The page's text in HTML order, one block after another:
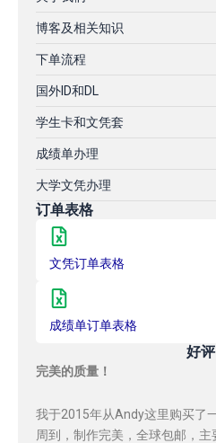
博客及相关知识
下单流程
国外ID和DL
学生卡和文凭套
成绩单办理
大学文凭办理
订单表格
文凭订单表格
成绩单订单表格
好评
完美的质量！
我于2015年从Andy这里购买了
周到，制作完美，全球包邮，